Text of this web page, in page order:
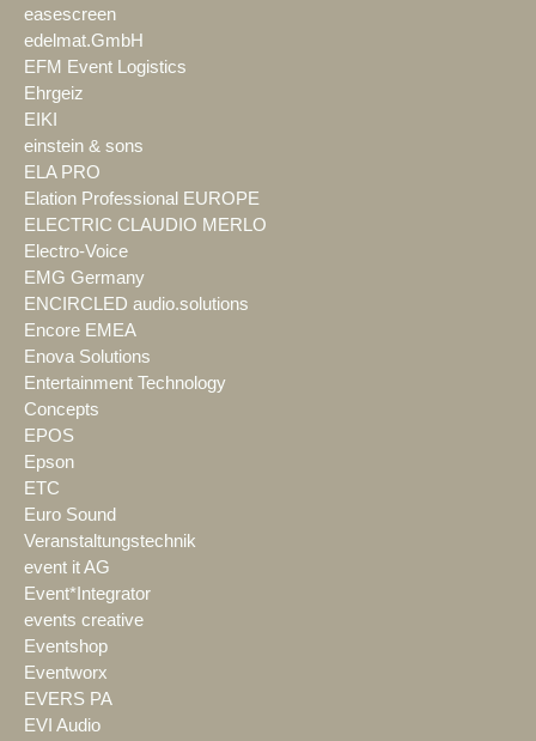
easescreen
edelmat.GmbH
EFM Event Logistics
Ehrgeiz
EIKI
einstein & sons
ELA PRO
Elation Professional EUROPE
ELECTRIC CLAUDIO MERLO
Electro-Voice
EMG Germany
ENCIRCLED audio.solutions
Encore EMEA
Enova Solutions
Entertainment Technology
Concepts
EPOS
Epson
ETC
Euro Sound
Veranstaltungstechnik
event it AG
Event*Integrator
events creative
Eventshop
Eventworx
EVERS PA
EVI Audio